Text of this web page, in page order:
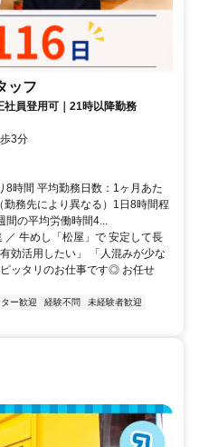
ッフ
社員登用可｜21時以降勤務
3分
8時間 平均勤務日数：1ヶ月あた
務先により異なる）1日8時間程
間の平均労働時間4...
牛めし「松屋」で 安定して長
効活用したい」 「人混みが少な
ッタリのお仕事です◎ お任せ
ー歓迎 経験不問
未経験者歓迎